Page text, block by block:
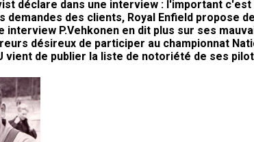
déclare dans une interview : l'important
demandes des clients, Royal Enfield propose
interview P.Vehkonen en dit plus sur ses
désireux de participer au championnat
vient de publier la liste de notoriété de ses